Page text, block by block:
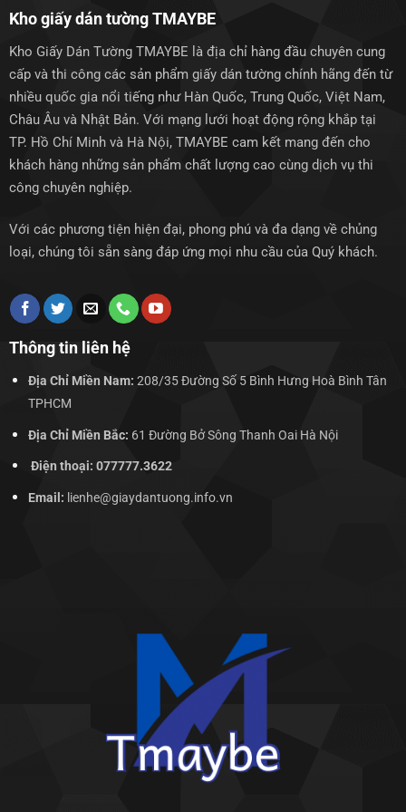
Kho giấy dán tường TMAYBE
Kho Giấy Dán Tường TMAYBE là địa chỉ hàng đầu chuyên cung
cấp và thi công các sản phẩm giấy dán tường chính hãng đến từ
nhiều quốc gia nổi tiếng như Hàn Quốc, Trung Quốc, Việt Nam,
Châu Âu và Nhật Bản. Với mạng lưới hoạt động rộng khắp tại
TP. Hồ Chí Minh và Hà Nội, TMAYBE cam kết mang đến cho
khách hàng những sản phẩm chất lượng cao cùng dịch vụ thi
công chuyên nghiệp.
Với các phương tiện hiện đại, phong phú và đa dạng về chủng
loại, chúng tôi sẵn sàng đáp ứng mọi nhu cầu của Quý khách.
Thông tin liên hệ
Địa Chỉ Miền Nam: 208/35 Đường Số 5 Bình Hưng Hoà Bình Tân
TPHCM
Địa Chỉ Miền Bắc: 61 Đường Bở Sông Thanh Oai Hà Nội
Điện thoại: 077777.3622
Email: lienhe@giaydantuong.info.vn